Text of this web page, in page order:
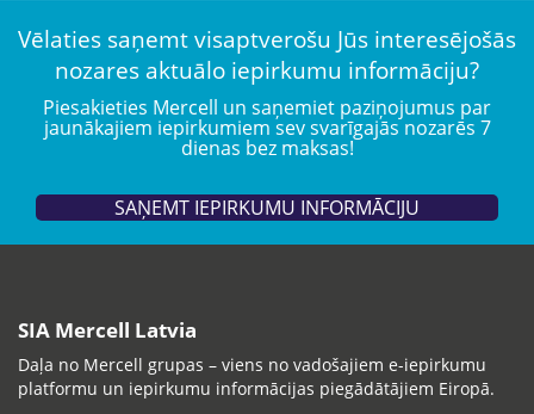
Vēlaties saņemt visaptverošu Jūs interesējošās
nozares aktuālo iepirkumu informāciju?
Piesakieties Mercell un saņemiet paziņojumus par
jaunākajiem iepirkumiem sev svarīgajās nozarēs 7
dienas bez maksas!
SAŅEMT IEPIRKUMU INFORMĀCIJU
SIA Mercell Latvia
Daļa no Mercell grupas – viens no vadošajiem e-iepirkumu
platformu un iepirkumu informācijas piegādātājiem Eiropā.